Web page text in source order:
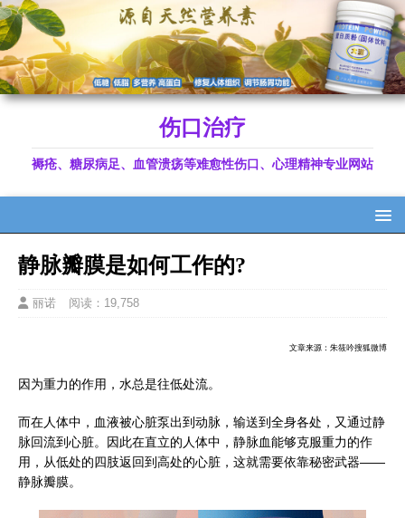
伤口治疗
褥疮、糖尿病足、血管溃疡等难愈性伤口、心理精神专业网站
静脉瓣膜是如何工作的?
丽诺 阅读：19,758
文章来源：朱筱吟搜狐微博
因为重力的作用，水总是往低处流。
而在人体中，血液被心脏泵出到动脉，输送到全身各处，又通过静
脉回流到心脏。因此在直立的人体中，静脉血能够克服重力的作
用，从低处的四肢返回到高处的心脏，这就需要依靠秘密武器——
静脉瓣膜。